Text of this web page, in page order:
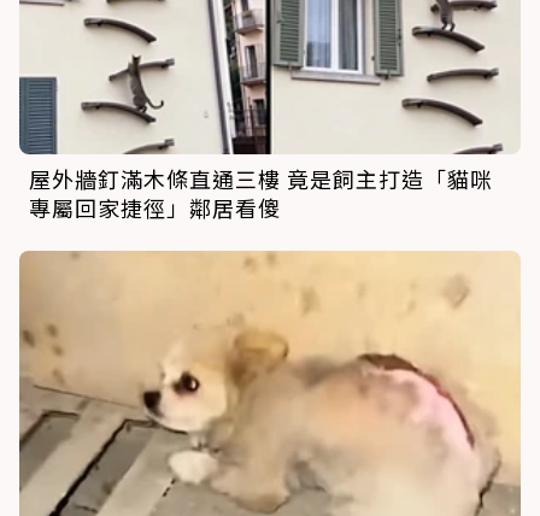
屋外牆釘滿木條直通三樓 竟是飼主打造「貓咪
專屬回家捷徑」鄰居看傻